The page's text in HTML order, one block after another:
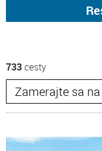
733cesty